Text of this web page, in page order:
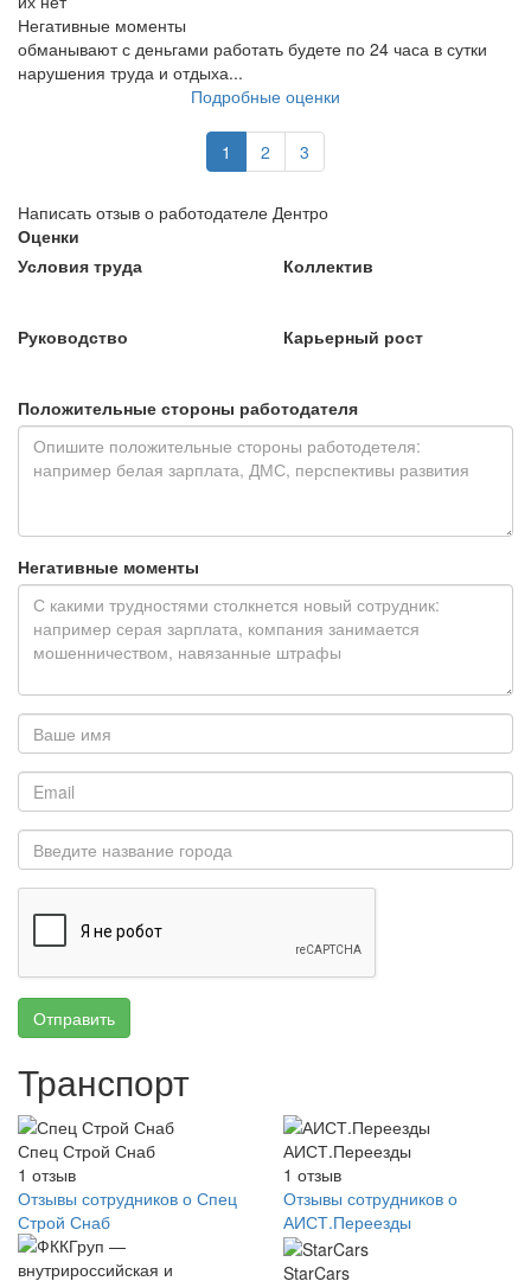
Негативные моменты
обманывают с деньгами работать будете по 24 часа в сутки
нарушения труда и отдыха...
Подробные оценки
1 2 3
Написать отзыв о работодателе Дентро
Оценки
Условия труда
Коллектив
Руководство Карьерный рост
Положительные стороны работодателя
Негативные моменты
Отправить
Транспорт
Спец Строй Снаб
1 отзыв
Отзывы сотрудников о Спец
Строй Снаб
АИСТ.Переезды
1 отзыв
Отзывы сотрудников о
АИСТ.Переезды
StarCars